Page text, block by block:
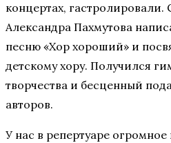
концертах, гастролировали.
Александра Пахмутова
песню «Хор хороший» и
детскому хору. Получился
творчества и бесценный
авторов.
У нас в репертуаре